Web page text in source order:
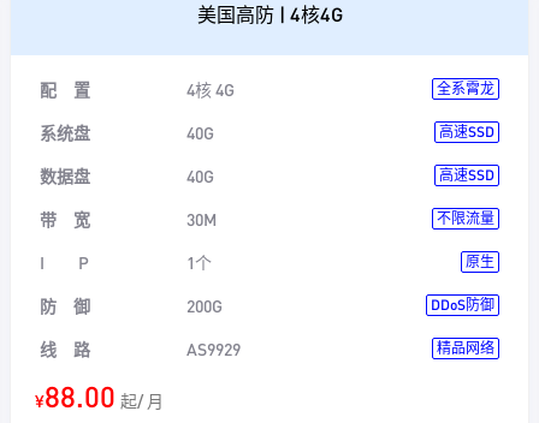
美国高防 | 4核4G
配 置 4核 4G 全系霄龙
系统盘 40G 高速SSD
数据盘 40G 高速SSD
带 宽 30M 不限流量
I P 1个 原生
防 御 200G DDoS防御
线 路 AS9929 精品网络
¥88.00 起/ 月